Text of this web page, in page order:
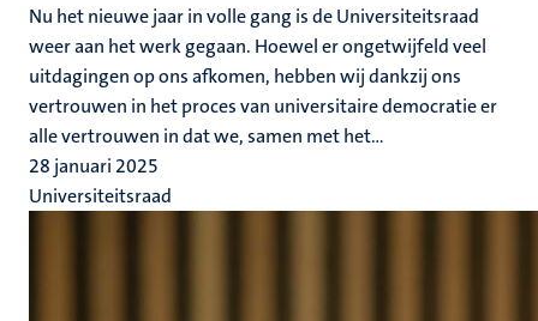
Nu het nieuwe jaar in volle gang is de Universiteitsraad
weer aan het werk gegaan. Hoewel er ongetwijfeld veel
uitdagingen op ons afkomen, hebben wij dankzij ons
vertrouwen in het proces van universitaire democratie er
alle vertrouwen in dat we, samen met het...
28 januari 2025
Universiteitsraad